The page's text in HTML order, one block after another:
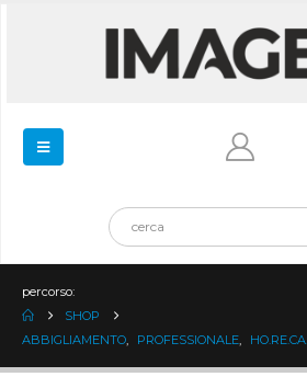
percorso:
SHOP
ABBIGLIAMENTO
PROFESSIONALE HO.RE.CA.